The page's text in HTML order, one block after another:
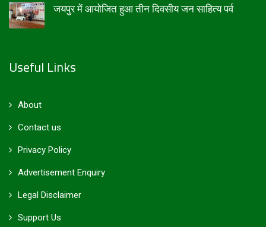
जयपुर में आयोजित हुआ तीन दिवसीय जन साहित्य पर्व
Useful Links
About
Contact us
Privacy Policy
Advertisement Enquiry
Legal Disclaimer
Support Us